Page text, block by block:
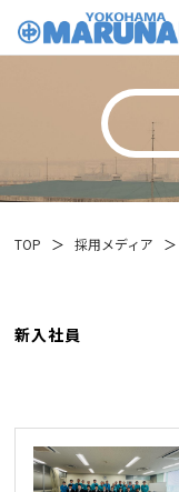
TOP 採⽤メディア
新入社員